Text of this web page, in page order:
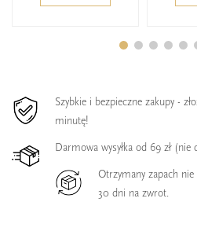
Szybkie i bezpieczne zakupy -
minutę!
Darmowa wysyłka od 69 zł
Otrzymany zapach nie
30 dni na zwrot.